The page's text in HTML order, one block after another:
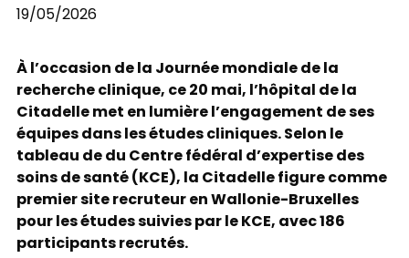
19/05/2026
À l’occasion de la Journée mondiale de la
recherche clinique, ce 20 mai, l’hôpital de la
Citadelle met en lumière l’engagement de ses
équipes dans les études cliniques. Selon le
tableau de du Centre fédéral d’expertise des
soins de santé (KCE), la Citadelle figure comme
premier site recruteur en Wallonie-Bruxelles
pour les études suivies par le KCE, avec 186
participants recrutés.